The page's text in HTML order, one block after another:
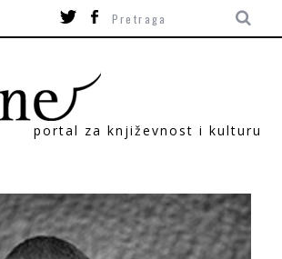
portal za književnost i kulturu